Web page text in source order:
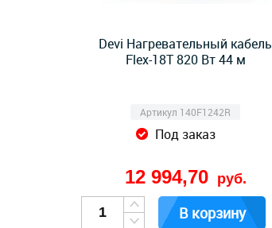
Devi Нагревательный кабель
Flex-18T 820 Вт 44 м
Артикул 140F1242R
Под заказ
12 994,70 руб.
В корзину